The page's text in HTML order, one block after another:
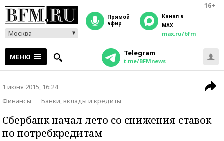
16+
Москва
прямой
эфир
Канал в
MAX
max.ru/bfm
МЕНЮ Telegram
t.me/BFMnews
1 июня 2015, 16:24
Финансы
Банки, вклады и кредиты
Сбербанк начал лето со снижения ставок
по потребкредитам